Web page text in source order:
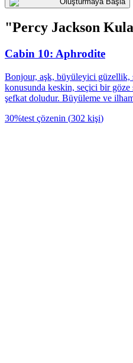
"Percy Jackson
Cabin 10: Aphrodite
Bonjour, aşk, büyüleyici güzellik,
konusunda keskin, seçici bir
şefkat doludur. Büyüleme ve
30%test çözenin (302 kişi)